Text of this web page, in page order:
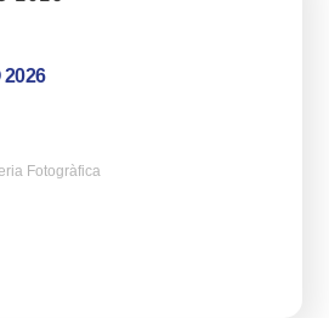
2026
Fotogràfica